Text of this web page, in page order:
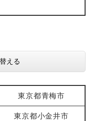
える
東京都青梅市
東京都小金井市